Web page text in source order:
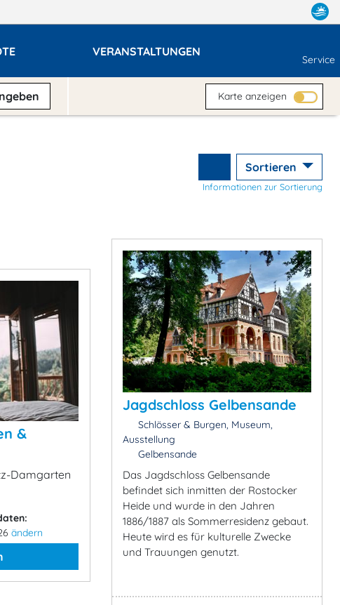
VERANSTALTUNGEN
Service
Karte anzeigen
Sortieren
Informationen zur Sortierung
&
Damgarten
ändern
Jagdschloss Gelbensande
Schlösser & Burgen, Museum,
Ausstellung
Gelbensande
Das Jagdschloss Gelbensande
befindet sich inmitten der Rostocker
Heide und wurde in den Jahren
1886/1887 als Sommerresidenz gebaut.
Heute wird es für kulturelle Zwecke
und Trauungen genutzt.